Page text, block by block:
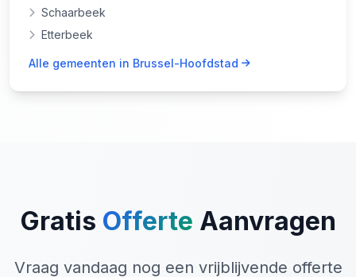
Schaarbeek
Etterbeek
Alle gemeenten in Brussel-Hoofdstad
Gratis Offerte Aanvragen
Vraag vandaag nog een vrijblijvende offerte